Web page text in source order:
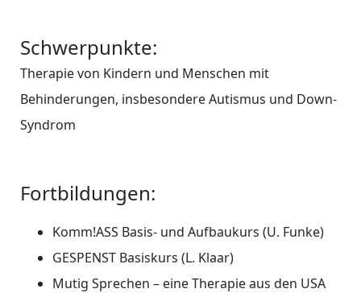
Schwerpunkte:
Therapie von Kindern und Menschen mit
Behinderungen, insbesondere Autismus und Down-
Syndrom
Fortbildungen:
Komm!ASS Basis- und Aufbaukurs (U. Funke)
GESPENST Basiskurs (L. Klaar)
Mutig Sprechen – eine Therapie aus den USA